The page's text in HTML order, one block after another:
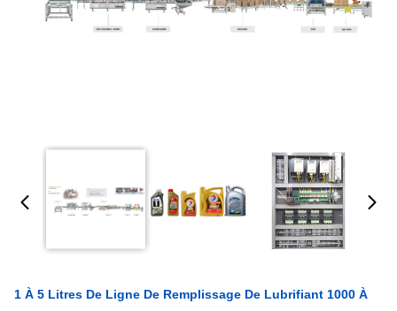
1 À 5 Litres De Ligne De Remplissage De Lubrifiant 1000 À